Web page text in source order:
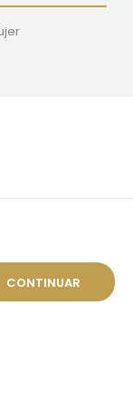
CONTINUAR